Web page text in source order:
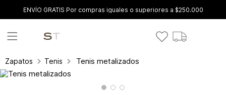
ENVÍO GRATIS Por compras iguales o superiores a $250.000
Zapatos Tenis Tenis metalizados